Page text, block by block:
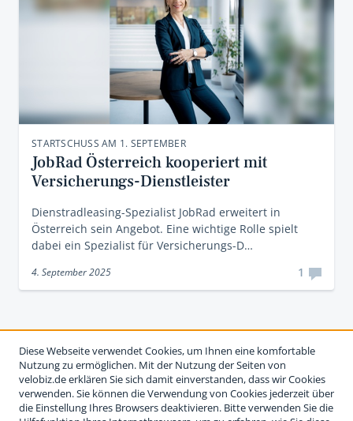
STARTSCHUSS AM 1. SEPTEMBER
JobRad Österreich kooperiert mit
Versicherungs-Dienstleister
Dienstradleasing-Spezialist JobRad erweitert in
Österreich sein Angebot. Eine wichtige Rolle spielt
dabei ein Spezialist für Versicherungs-D…
4. September 2025 1
Diese Webseite verwendet Cookies, um Ihnen eine komfortable
Nutzung zu ermöglichen. Mit der Nutzung der Seiten von
velobiz.de erklären Sie sich damit einverstanden, dass wir Cookies
verwenden. Sie können die Verwendung von Cookies jederzeit über
die Einstellung Ihres Browsers deaktivieren. Bitte verwenden Sie die